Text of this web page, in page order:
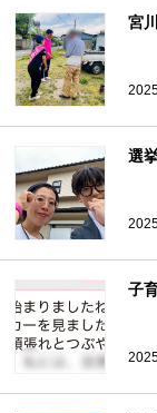
宮
選
子